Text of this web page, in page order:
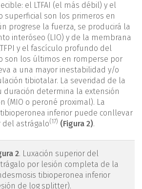
el LTFAI (el más débil) y el
superficial son los primeros en
progrese la fuerza, se producirá la
interóseo (LIO) y de la membrana
y el fascículo profundo del
son los últimos en romperse por
a una mayor inestabilidad y/o
tibiotalar. La severidad de la
duración determina la extensión
(MIO o peroné proximal). La
inferior puede conllevar
del astrágalo(17) (Figura 2).
2. Luxación superior del
por lesión completa de la
tibioperonea inferior
de log splitter).